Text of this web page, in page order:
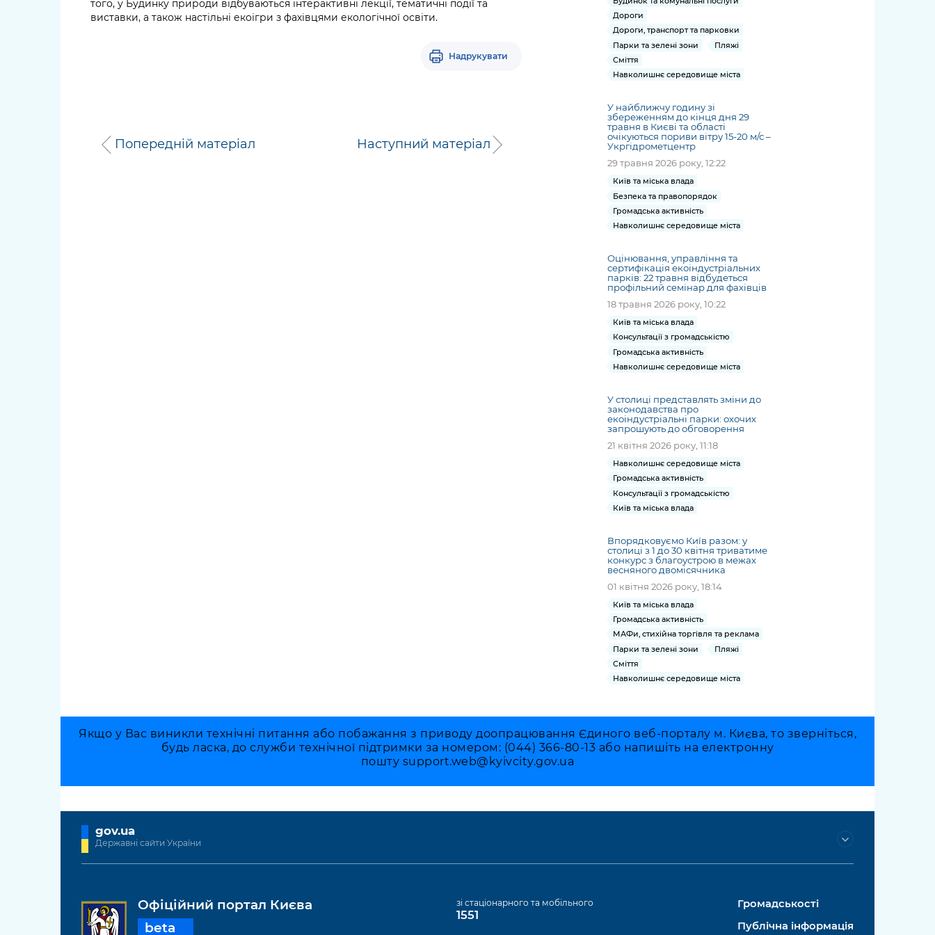
того, у Будинку природи відбуваються інтерактивні лекції, тематичні події та
виставки, а також настільні екоігри з фахівцями екологічної освіти.
Надрукувати
Попередній матеріал Наступний матеріал
Дороги
Дороги, транспорт та парковки
Парки та зелені зони
Пляжі
Сміття
Навколишнє середовище міста
У найближчу годину зі
збереженням до кінця дня 29
травня в Києві та області
очікуються пориви вітру 15-20 м/с –
Укргідрометцентр
29 травня 2026 року, 12:22
Київ та міська влада
Безпека та правопорядок
Громадська активність
Навколишнє середовище міста
Оцінювання, управління та
сертифікація екоіндустріальних
парків: 22 травня відбудеться
профільний семінар для фахівців
18 травня 2026 року, 10:22
Київ та міська влада
Консультації з громадськістю
Громадська активність
Навколишнє середовище міста
У столиці представлять зміни до
законодавства про
екоіндустріальні парки: охочих
запрошують до обговорення
21 квітня 2026 року, 11:18
Навколишнє середовище міста
Громадська активність
Консультації з громадськістю
Київ та міська влада
Впорядковуємо Київ разом: у
столиці з 1 до 30 квітня триватиме
конкурс з благоустрою в межах
весняного двомісячника
01 квітня 2026 року, 18:14
Київ та міська влада
Громадська активність
МАФи, стихійна торгівля та реклама
Парки та зелені зони
Пляжі
Сміття
Навколишнє середовище міста
Якщо у Вас виникли технічні питання або побажання з приводу доопрацювання Єдиного веб-порталу м. Києва, то зверніться,
будь ласка, до служби технічної підтримки за номером: (044) 366-80-13 або напишіть на електронну
пошту support.web@kyivcity.gov.ua
gov.ua
Державні сайти України
Офіційний портал Києва
beta
зі стаціонарного та мобільного
1551
Громадськості
Публічна інформація